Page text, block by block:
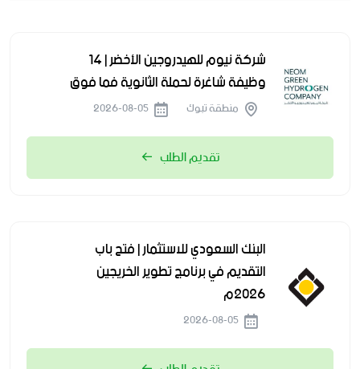
شركة نيوم للهيدروجين الأخضر | 14
وظيفة شاغرة لحملة الثانوية فما فوق
منطقة تبوك
تقديم الطلب
البنك السعودي للاستثمار | فتح باب
التقديم في برنامج تطوير الخريجين
2026م